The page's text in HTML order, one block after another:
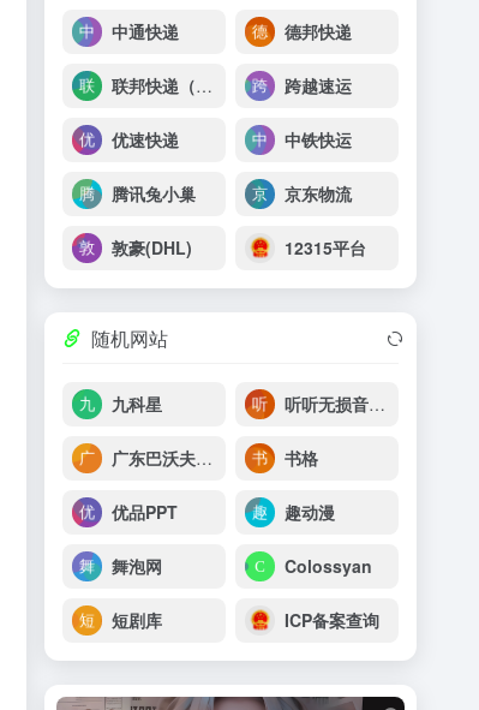
中通快递 德邦快递
联邦快递（FEDEX） 跨越速运
优速快递 中铁快运
腾讯兔小巢 京东物流
敦豪(DHL) 12315平台
随机网站
九科星 听听无损音乐网
广东巴沃夫环保官网 书格
优品PPT 趣动漫
舞泡网 Colossyan
短剧库 ICP备案查询